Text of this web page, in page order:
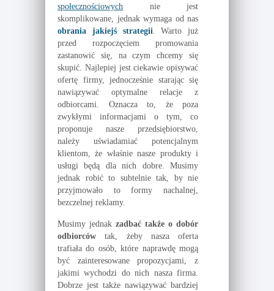
społecznościowych nie jest
skomplikowane, jednak wymaga od nas
obrania jakiejś strategii. Warto już
przed rozpoczęciem promowania
zastanowić się, na czym chcemy się
skupić. Najlepiej jest ciekawie opisywać
ofertę firmy, jednocześnie starając się
nawiązywać optymalne relacje z
odbiorcami. Oznacza to, że poza
zwykłymi informacjami o tym, co
proponuje nasze przedsiębiorstwo,
należy uświadamiać potencjalnym
klientom, że właśnie nasze produkty i
usługi będą dla nich dobre. Musimy
jednak robić to subtelnie tak, by nie
przyjmowało to formy nachalnej,
bezczelnej reklamy.
Musimy jednak zadbać także o dobór
odbiorców tak, żeby nasza oferta
trafiała do osób, które naprawdę mogą
być zainteresowane propozycjami, z
jakimi wychodzi do nich nasza firma.
Dobrze jest także nawiązywać bardziej